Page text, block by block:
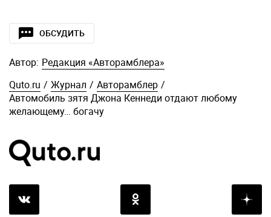
ОБСУДИТЬ
Автор: Редакция «Авторамблера»
Quto.ru / Журнал / Авторамблер /
Автомобиль зятя Джона Кеннеди отдают любому
желающему… богачу